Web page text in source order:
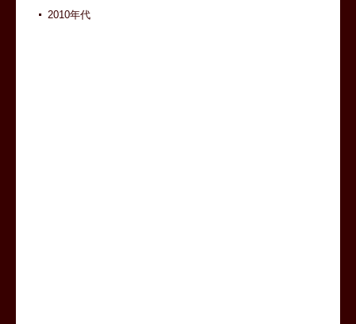
2010年代